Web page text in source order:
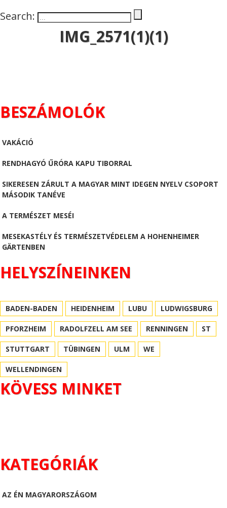
Search:
IMG_2571(1)(1)
BESZÁMOLÓK
VAKÁCIÓ
RENDHAGYÓ ŰRÓRA KAPU TIBORRAL
SIKERESEN ZÁRULT A MAGYAR MINT IDEGEN NYELV CSOPORT
MÁSODIK TANÉVE
A TERMÉSZET MESÉI
MESEKASTÉLY ÉS TERMÉSZETVÉDELEM A HOHENHEIMER
GÄRTENBEN
HELYSZÍNEINKEN
BADEN-BADEN HEIDENHEIM LUBU LUDWIGSBURG
PFORZHEIM RADOLFZELL AM SEE RENNINGEN ST
STUTTGART TÜBINGEN ULM WE
WELLENDINGEN
KÖVESS MINKET
KATEGÓRIÁK
AZ ÉN MAGYARORSZÁGOM